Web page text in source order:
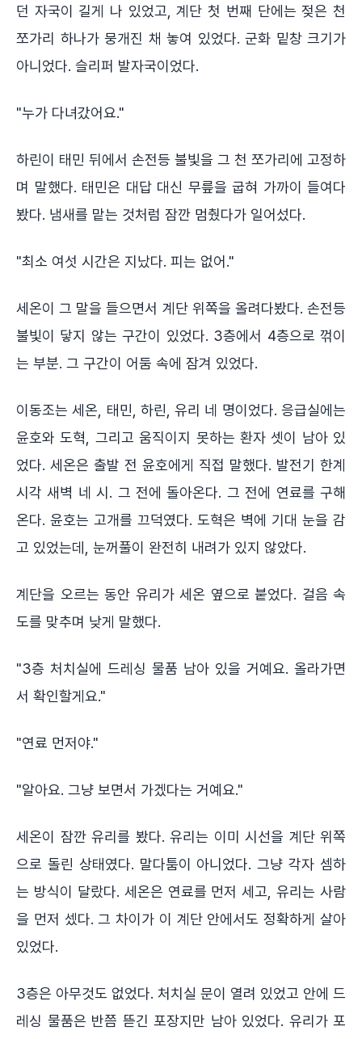
던 자국이 길게 나 있었고, 계단 첫 번째 단에는 젖은 천
쪼가리 하나가 뭉개진 채 놓여 있었다. 군화 밑창 크기가
아니었다. 슬리퍼 발자국이었다.
"누가 다녀갔어요."
하린이 태민 뒤에서 손전등 불빛을 그 천 쪼가리에 고정하
며 말했다. 태민은 대답 대신 무릎을 굽혀 가까이 들여다
봤다. 냄새를 맡는 것처럼 잠깐 멈췄다가 일어섰다.
"최소 여섯 시간은 지났다. 피는 없어."
세온이 그 말을 들으면서 계단 위쪽을 올려다봤다. 손전등
불빛이 닿지 않는 구간이 있었다. 3층에서 4층으로 꺾이
는 부분. 그 구간이 어둠 속에 잠겨 있었다.
이동조는 세온, 태민, 하린, 유리 네 명이었다. 응급실에는
윤호와 도혁, 그리고 움직이지 못하는 환자 셋이 남아 있
었다. 세온은 출발 전 윤호에게 직접 말했다. 발전기 한계
시각 새벽 네 시. 그 전에 돌아온다. 그 전에 연료를 구해
온다. 윤호는 고개를 끄덕였다. 도혁은 벽에 기대 눈을 감
고 있었는데, 눈꺼풀이 완전히 내려가 있지 않았다.
계단을 오르는 동안 유리가 세온 옆으로 붙었다. 걸음 속
도를 맞추며 낮게 말했다.
"3층 처치실에 드레싱 물품 남아 있을 거예요. 올라가면
서 확인할게요."
"연료 먼저야."
"알아요. 그냥 보면서 가겠다는 거예요."
세온이 잠깐 유리를 봤다. 유리는 이미 시선을 계단 위쪽
으로 돌린 상태였다. 말다툼이 아니었다. 그냥 각자 셈하
는 방식이 달랐다. 세온은 연료를 먼저 세고, 유리는 사람
을 먼저 셌다. 그 차이가 이 계단 안에서도 정확하게 살아
있었다.
3층은 아무것도 없었다. 처치실 문이 열려 있었고 안에 드
레싱 물품은 반쯤 뜯긴 포장지만 남아 있었다. 유리가 포